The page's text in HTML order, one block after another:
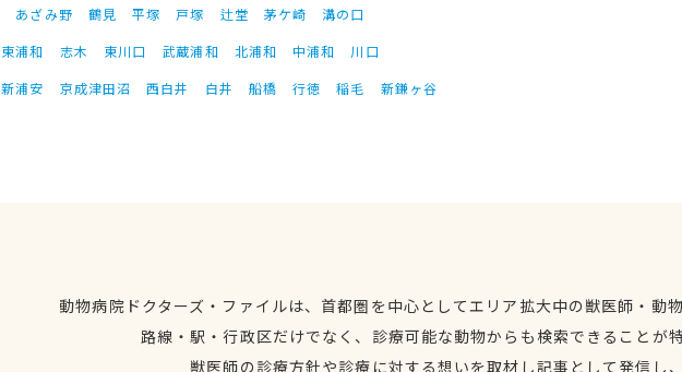
あざみ野 鶴見 平塚 戸塚 辻堂 茅ケ崎
溝の口
東浦和 志木 東川口 武蔵浦和 北浦和 中浦和
川口
新浦安 京成津田沼 西白井 白井 船橋 行徳 稲毛 新鎌ヶ谷
動物病院ドクターズ・ファイルは、首都圏を中心としてエリア拡大中の獣医師・動
路線・駅・行政区だけでなく、診療可能な動物からも検索できることが
獣医師の診療方針や診療に対する想いを取材し記事として発信し